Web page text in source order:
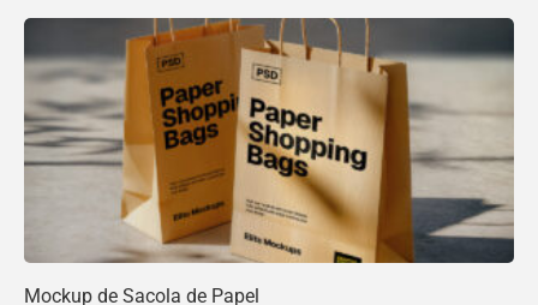
Mockup de Sacola de Papel